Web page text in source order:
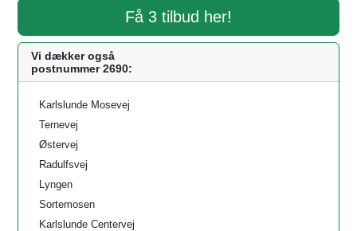
Få 3 tilbud her!
Vi dækker også
postnummer 2690:
Karlslunde Mosevej
Ternevej
Østervej
Radulfsvej
Lyngen
Sortemosen
Karlslunde Centervej